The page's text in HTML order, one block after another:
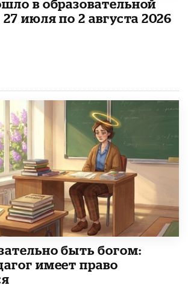
в образовательной
июля по 2 августа 2026
быть богом:
имеет право